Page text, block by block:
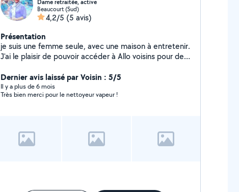
Dame retraitée, active
Beaucourt (Sud)
4,2/5 (5 avis)
Présentation
je suis une femme seule, avec une maison à entretenir.
J'ai le plaisir de pouvoir accéder à Allo voisins pour de
demandes et proposent aussi mes services. j'aime
bricoler et jardiner.
Dernier avis laissé par Voisin : 5/5
Il y a plus de 6 mois
Très bien merci pour le nettoyeur vapeur !